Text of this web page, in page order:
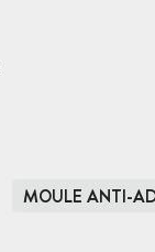
MOULE ANTI-